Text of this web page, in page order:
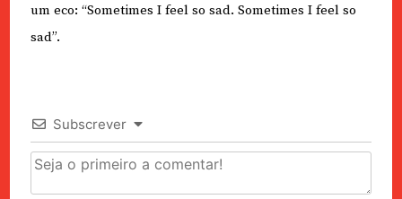
um eco: “Sometimes I feel so sad. Sometimes I feel so
sad”.
Subscrever